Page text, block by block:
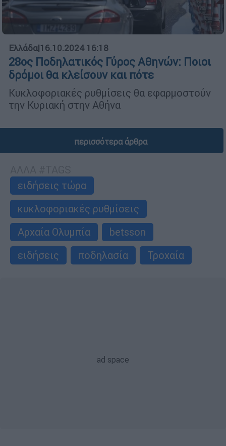
Ελλάδα|16.10.2024 16:18
28ος Ποδηλατικός Γύρος Αθηνών: Ποιοι
δρόμοι θα κλείσουν και πότε
Κυκλοφοριακές ρυθμίσεις θα εφαρμοστούν
την Κυριακή στην Αθήνα
περισσότερα άρθρα
ειδήσεις τώρα
κυκλοφοριακές ρυθμίσεις
Αρχαία Ολυμπία
betsson
ειδήσεις
ποδηλασία Τροχαία